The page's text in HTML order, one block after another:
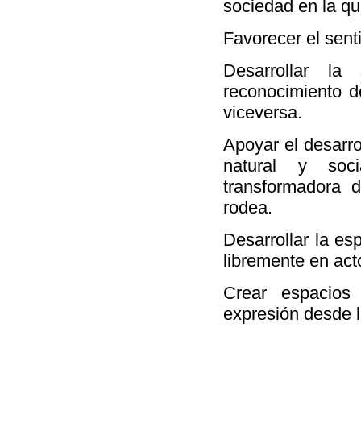
sociedad en la
Favorecer el
Desarrollar
reconocimiento
viceversa.
Apoyar el
natural y
transformadora
rodea.
Desarrollar la
libremente en
Crear
expresión desde